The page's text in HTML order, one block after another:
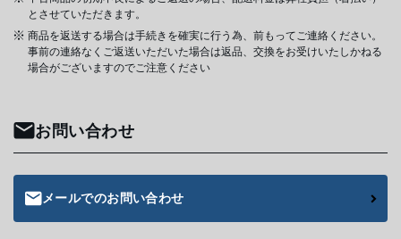
とさせていただきます。
商品を返送する場合は手続きを確実に行う為、前もってご連絡ください。
事前の連絡なくご返送いただいた場合は返品、交換をお受けいたしかねる
場合がございますのでご注意ください
お問い合わせ
メールでのお問い合わせ